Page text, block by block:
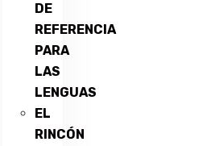
DE
REFERENCIA
PARA
LAS
LENGUAS
EL
RINCÓN